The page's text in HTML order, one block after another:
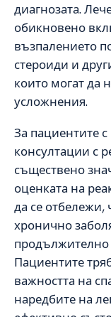
диагнозата.
обикновено
възпалението
стероиди и
които могат да
усложнения.
За пациентите с
консултации с
съществено
оценката на
да се отбележи,
хронично
Пациентите
важността на
наредбите на